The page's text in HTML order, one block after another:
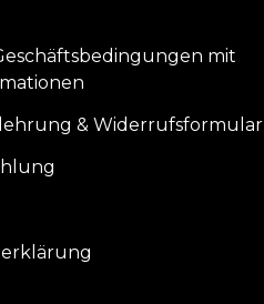
mit
& Widerrufsformular